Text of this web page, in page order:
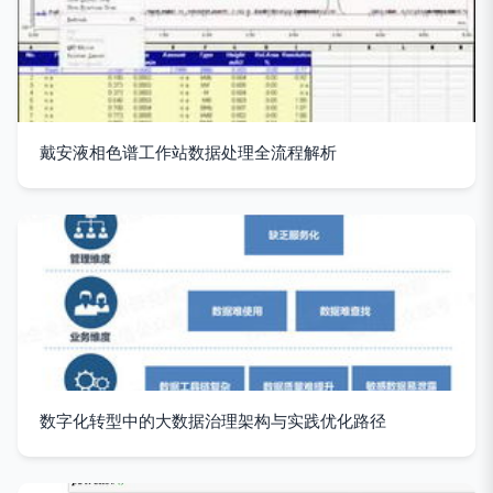
戴安液相色谱工作站数据处理全流程解析
数字化转型中的大数据治理架构与实践优化路径